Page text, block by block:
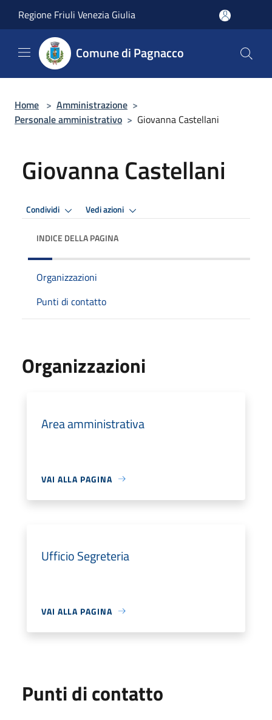
Regione Friuli Venezia Giulia
Comune di Pagnacco
Home > Amministrazione >
Personale amministrativo > Giovanna Castellani
Giovanna Castellani
Condividi Vedi azioni
INDICE DELLA PAGINA
Organizzazioni
Punti di contatto
Organizzazioni
Area amministrativa
VAI ALLA PAGINA
Ufficio Segreteria
VAI ALLA PAGINA
Punti di contatto